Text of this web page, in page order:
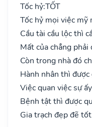
Tốc hỷ:TỐT
Tốc hỷ mọi việc mỹ
Cầu tài cầu lộc thì
Mất của chẳng phải
Còn trong nhà đó
Hành nhân thì được
Việc quan việc sự
Bệnh tật thì được
Gia trạch đẹp đẽ